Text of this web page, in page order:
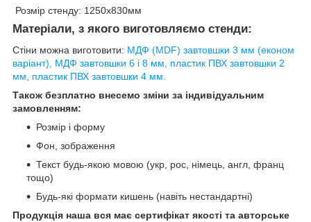
Розмір стенду: 1250х830мм
Матеріали, з якого виготовляємо стенди:
Стіни можна виготовити: МДФ (MDF) завтовшки 3 мм (економ
варіант), МДФ завтовшки 6 і 8 мм, пластик ПВХ завтовшки 2
мм, пластик ПВХ завтовшки 4 мм.
Також безплатно внесемо зміни за індивідуальним
замовленням:
Розмір і форму
Фон, зображення
Текст будь-якою мовою (укр, рос, німець, англ, франц
тощо)
Будь-які формати кишень (навіть нестандартні)
Продукція наша вся має сертифікат якості та авторське